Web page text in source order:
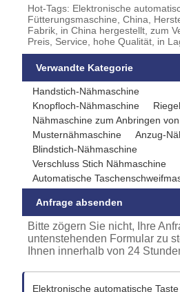
Hot-Tags: Elektronische
Fütterungsmaschine, China,
Fabrik, in China hergestellt, zum
Preis, Service, hohe Qualität, in
Verwandte Kategorie
Handstich-Nähmaschine
Knopfloch-Nähmaschine
Nähmaschine zum Anbringen
Musternähmaschine
Anzug-
Blindstich-Nähmaschine
Verschluss Stich Nähmaschine
Automatische
Anfrage absenden
Bitte zögern Sie nicht, Ihre
untenstehenden Formular zu
Ihnen innerhalb von 24